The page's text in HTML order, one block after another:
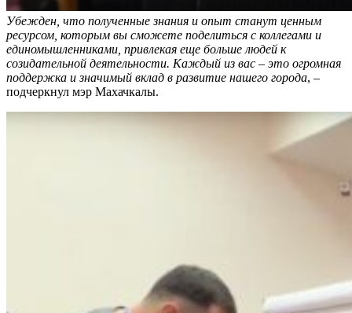
Убежден, что полученные знания и опыт станут ценным
ресурсом, которым вы сможете поделиться с коллегами и
единомышленниками, привлекая еще больше людей к
созидательной деятельности. Каждый из вас – это огромная
поддержка и значимый вклад в развитие нашего города, –
подчеркнул мэр Махачкалы.